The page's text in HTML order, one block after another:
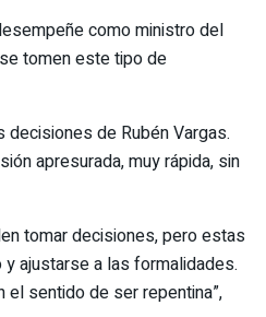
como ministro del
tomen este tipo de
decisiones de Rubén Vargas.
apresurada, muy rápida, sin
tomar decisiones, pero estas
ajustarse a las formalidades.
el sentido de ser repentina”,